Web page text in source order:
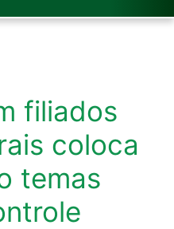
filiados
coloca
temas